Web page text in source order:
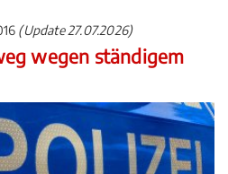
(Update 27.07.2026)
wegen ständigem